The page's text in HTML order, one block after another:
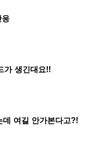
응
가 생긴대요!!
데 여길 안가본다고?!